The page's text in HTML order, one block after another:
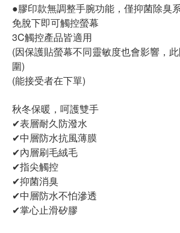
●膠印款無調整手腕功能，僅抑菌除臭
免脫下即可觸控螢幕
3C觸控產品皆適用
(因保護貼螢幕不同靈敏度也會影響，
圍)
(能接受者在下單)
秋冬保暖，呵護雙手
✔表層耐久防潑水
✔中層防水抗風薄膜
✔內層刷毛絨毛
✔指尖觸控
✔抑菌消臭
✔中層防水不怕滲透
✔掌心止滑矽膠